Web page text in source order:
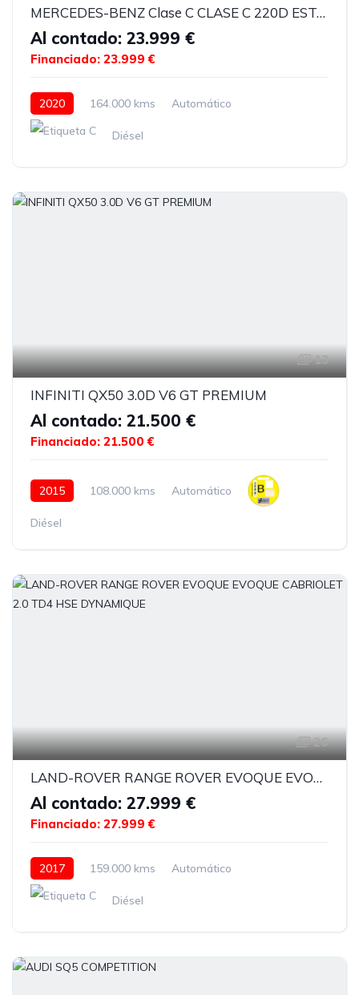
MERCEDES-BENZ Clase C CLASE C 220D ESTATE
Al contado: 23.999 €
Financiado: 23.999 €
2020 164.000 kms Automático
Diésel
13
INFINITI QX50 3.0D V6 GT PREMIUM
Al contado: 21.500 €
Financiado: 21.500 €
2015 108.000 kms Automático
Diésel
26
LAND-ROVER RANGE ROVER EVOQUE EVOQUE CABRIOLET 2.0 TD4 HSE DYNAMIQUE
Al contado: 27.999 €
Financiado: 27.999 €
2017 159.000 kms Automático
Diésel